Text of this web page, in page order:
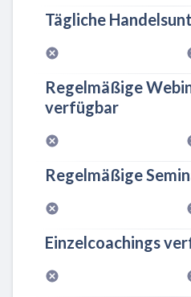
Tägliche
Regelmäßige
verfügbar
Regelmäßige
Einzelcoachings